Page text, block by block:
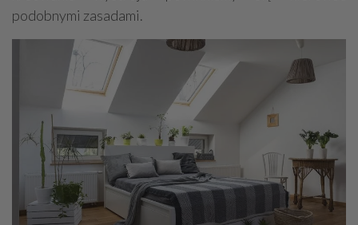
podobnymi zasadami.